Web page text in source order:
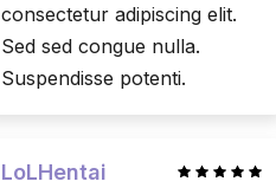
consectetur adipiscing elit.
Sed sed congue nulla.
Suspendisse potenti.
LoLHentai